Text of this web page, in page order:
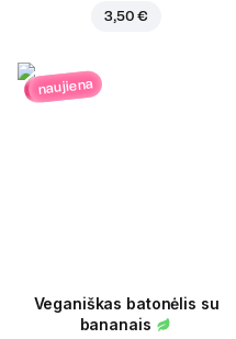
3,50 €
naujiena
Veganiškas batonėlis su
bananais